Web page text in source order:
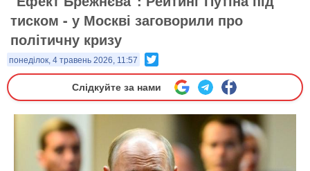
тиском - у Москві заговорили про
політичну кризу
понеділок, 4 травень 2026, 11:57
Слідкуйте за нами